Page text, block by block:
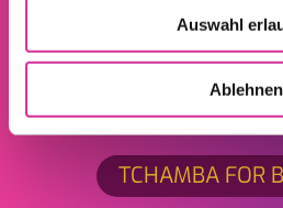
Auswahl
Ablehnen
TCHAMBA FOR